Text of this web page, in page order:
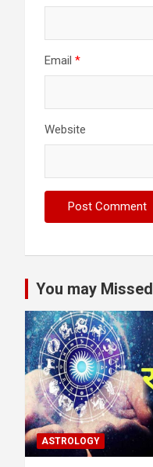
Email *
Website
You may Missed
ASTROLOGY